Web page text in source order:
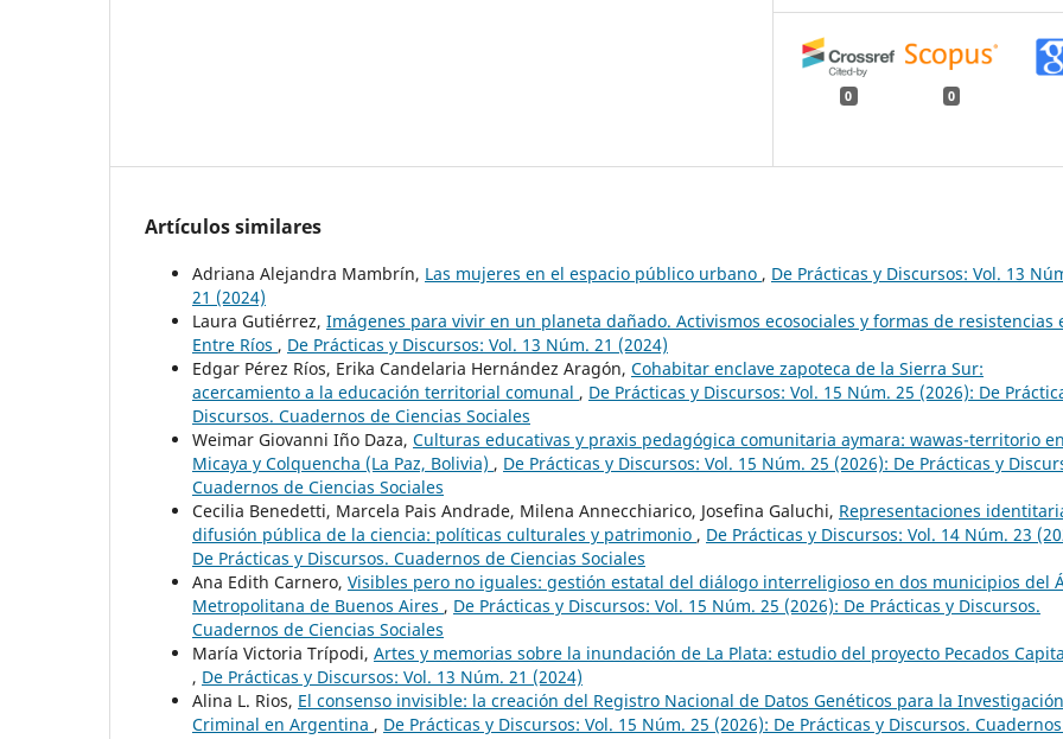
0 0
Artículos similares
Adriana Alejandra Mambrín, Las mujeres en el espacio público urbano , De Prácticas y Discursos: Vol. 13
21 (2024)
Laura Gutiérrez, Imágenes para vivir en un planeta dañado. Activismos ecosociales y formas de resistencias
Entre Ríos , De Prácticas y Discursos: Vol. 13 Núm. 21 (2024)
Edgar Pérez Ríos, Erika Candelaria Hernández Aragón, Cohabitar enclave zapoteca de la Sierra Sur:
acercamiento a la educación territorial comunal , De Prácticas y Discursos: Vol. 15 Núm. 25 (2026): De
Discursos. Cuadernos de Ciencias Sociales
Weimar Giovanni Iño Daza, Culturas educativas y praxis pedagógica comunitaria aymara: wawas-territorio en
Micaya y Colquencha (La Paz, Bolivia) , De Prácticas y Discursos: Vol. 15 Núm. 25 (2026): De Prácticas y
Cuadernos de Ciencias Sociales
Cecilia Benedetti, Marcela Pais Andrade, Milena Annecchiarico, Josefina Galuchi, Representaciones
difusión pública de la ciencia: políticas culturales y patrimonio , De Prácticas y Discursos: Vol. 14 Núm. 23
De Prácticas y Discursos. Cuadernos de Ciencias Sociales
Ana Edith Carnero, Visibles pero no iguales: gestión estatal del diálogo interreligioso en dos municipios del
Metropolitana de Buenos Aires , De Prácticas y Discursos: Vol. 15 Núm. 25 (2026): De Prácticas y Discursos.
Cuadernos de Ciencias Sociales
María Victoria Trípodi, Artes y memorias sobre la inundación de La Plata: estudio del proyecto Pecados
, De Prácticas y Discursos: Vol. 13 Núm. 21 (2024)
Alina L. Rios, El consenso invisible: la creación del Registro Nacional de Datos Genéticos para la Investigación
Criminal en Argentina , De Prácticas y Discursos: Vol. 15 Núm. 25 (2026): De Prácticas y Discursos.